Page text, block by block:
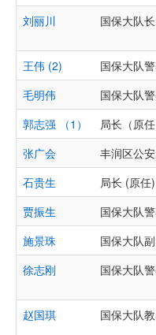
刘丽川
国保大队
王伟 (2) 国保大队
毛明伟
国保大队
郭志强 （1）
局长（原任
张广会
丰润区公
石贵生
局长 (原任)
贾振生
国保大队
施景珠
国保大队
徐志刚
国保大队
赵国琪 国保大队